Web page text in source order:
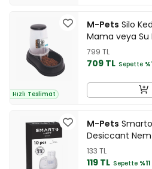
Hızlı Teslimat
M-Pets Silo
Mama veya Su
799 TL
709 TL Sepette
M-Pets
Desiccant
133 TL
119 TL Sepette %11